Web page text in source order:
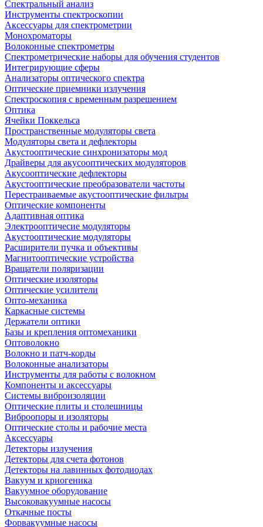
Спектральный анализ
Инструменты спектроскопии
Аксессуары для спектрометрии
Монохроматоры
Волоконные спектрометры
Спектрометрические наборы для обучения студентов
Интегрирующие сферы
Анализаторы оптического спектра
Оптические приемники излучения
Спектроскопия с временным разрешением
Оптика
Ячейки Поккельса
Пространственные модуляторы света
Модуляторы света и дефлекторы
Акустооптические синхронизаторы мод
Драйверы для акусооптических модуляторов
Акусооптические дефлекторы
Акустооптические преобразователи частоты
Перестраиваемые акустооптические фильтры
Оптические компоненты
Адаптивная оптика
Электрооптичесие модуляторы
Акустооптические модуляторы
Расширители пучка и объективы
Магнитооптические устройства
Вращатели поляризации
Оптические изоляторы
Оптические усилители
Опто-механика
Каркасные системы
Держатели оптики
Базы и крепления оптомеханики
Оптоволокно
Волокно и патч-корды
Волоконные анализаторы
Инструменты для работы с волокном
Компоненты и аксессуары
Системы виброизоляции
Оптические плиты и столешницы
Виброопоры и изоляторы
Оптические столы и рабочие места
Аксессуары
Детекторы излучения
Детекторы для счета фотонов
Детекторы на лавинных фотодиодах
Вакуум и криогеника
Вакуумное оборудование
Высоковакуумные насосы
Откачные посты
Форвакуумные насосы